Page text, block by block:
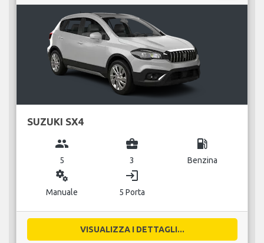
SUZUKI SX4
group
5
business_center
3
local_gas_station
Benzina
miscellaneous_services
Manuale
login
5 Porta
VISUALIZZA I DETTAGLI...